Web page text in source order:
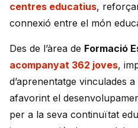
centres educatius,
connexió entre el món
Des de l’àrea de Formació
acompanyat 362 joves,
d’aprenentatge vinculades
afavorint el
per a la seva continuïtat